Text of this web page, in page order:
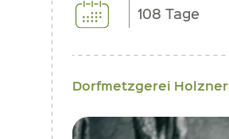
108 Tage
Dorfmetzgerei Holzner